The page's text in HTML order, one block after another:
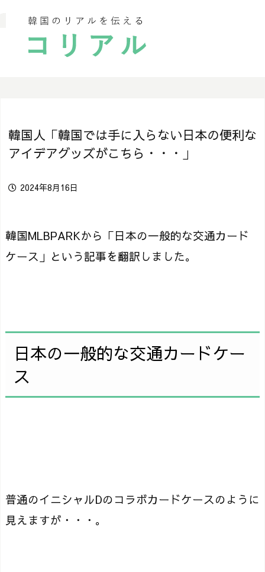
韓国人「韓国では手に入らない日本の便利な
アイデアグッズがこちら・・・」
2024年8月16日
韓国MLBPARKから「日本の一般的な交通カード
ケース」という記事を翻訳しました。
日本の一般的な交通カードケー
ス
普通のイニシャルDのコラボカードケースのように
見えますが・・・。